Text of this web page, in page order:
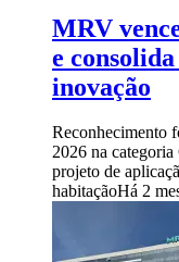
MRV
e
inovação
Reconhecimento
2026 na
projeto de
habitaçãoHá 2